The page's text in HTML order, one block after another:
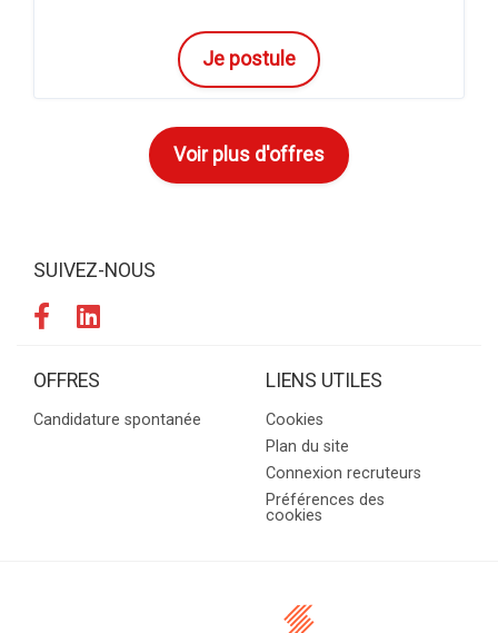
Je postule
Voir plus d'offres
SUIVEZ-NOUS
OFFRES
Candidature spontanée
LIENS UTILES
Cookies
Plan du site
Connexion recruteurs
Préférences des
cookies